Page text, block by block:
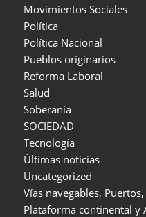
Movimientos Sociales
Política
Política Nacional
Pueblos originarios
Reforma Laboral
Salud
Soberanía
SOCIEDAD
Tecnología
Últimas noticias
Uncategorized
Vías navegables,
Plataforma continental y